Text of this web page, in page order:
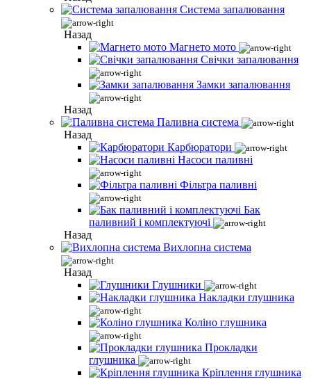
Система запалювання
Назад
Магнето мото
Свічки запалювання
Замки запалювання
Назад
Паливна система
Назад
Карбюратори
Насоси паливні
Фільтра паливні
Бак
паливний і комплектуючі
Назад
Вихлопна система
Назад
Глушники
Накладки глушника
Коліно глушника
Прокладки
глушника
Кріплення глушника